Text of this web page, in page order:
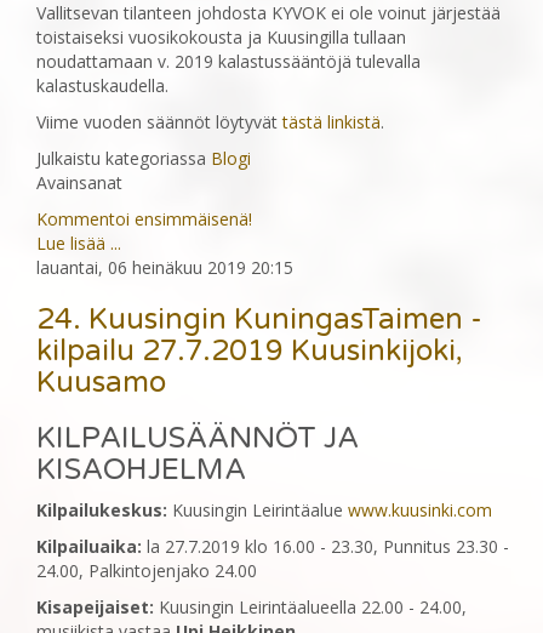
Vallitsevan tilanteen johdosta KYVOK ei ole voinut järjestää
toistaiseksi vuosikokousta ja Kuusingilla tullaan
noudattamaan v. 2019 kalastussääntöjä tulevalla
kalastuskaudella.
Viime vuoden säännöt löytyvättästä linkistä.
Julkaistu kategoriassa Blogi
Avainsanat
Kommentoi ensimmäisenä!
Lue lisää ...
lauantai, 06 heinäkuu 2019 20:15
24. Kuusingin KuningasTaimen -
kilpailu 27.7.2019 Kuusinkijoki,
Kuusamo
KILPAILUSÄÄNNÖT JA
KISAOHJELMA
Kilpailukeskus: Kuusingin Leirintäalue www.kuusinki.com
Kilpailuaika: la 27.7.2019 klo 16.00 - 23.30, Punnitus 23.30 -
24.00, Palkintojenjako 24.00
Kisapeijaiset: Kuusingin Leirintäalueella 22.00 - 24.00,